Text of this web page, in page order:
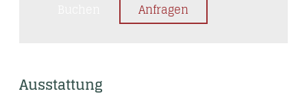
Anfragen
Ausstattung